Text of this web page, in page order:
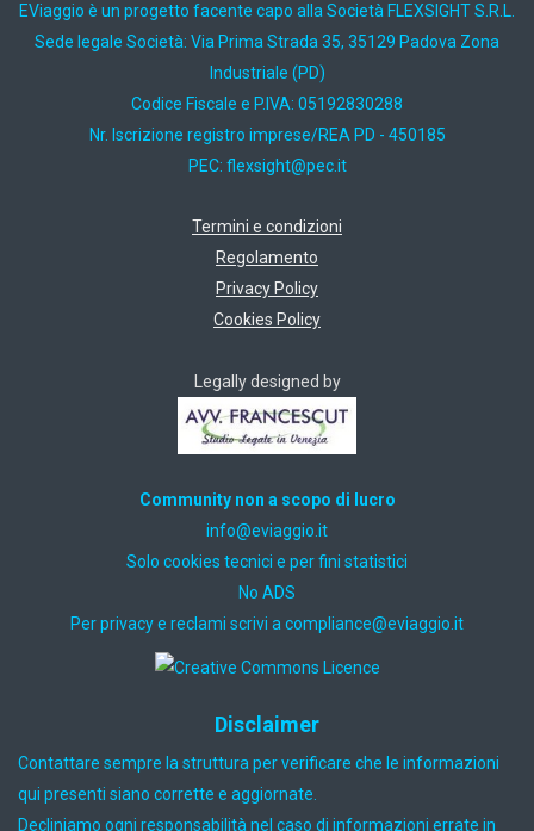
EViaggio è un progetto facente capo alla Società FLEXSIGHT S.R.L.
Sede legale Società: Via Prima Strada 35, 35129 Padova Zona
Industriale (PD)
Codice Fiscale e P.IVA: 05192830288
Nr. Iscrizione registro imprese/REA PD - 450185
PEC: ti.cep@thgisxelf
Termini e condizioni
Regolamento
Privacy Policy
Cookies Policy
Legally designed by
Community non a scopo di lucro
ti.oiggaive@ofni
Solo cookies tecnici e per fini statistici
No ADS
Per privacy e reclami scrivi a ti.oiggaive@ecnailpmoc
Disclaimer
Contattare sempre la struttura per verificare che le informazioni
qui presenti siano corrette e aggiornate.
Decliniamo ogni responsabilità nel caso di informazioni errate in